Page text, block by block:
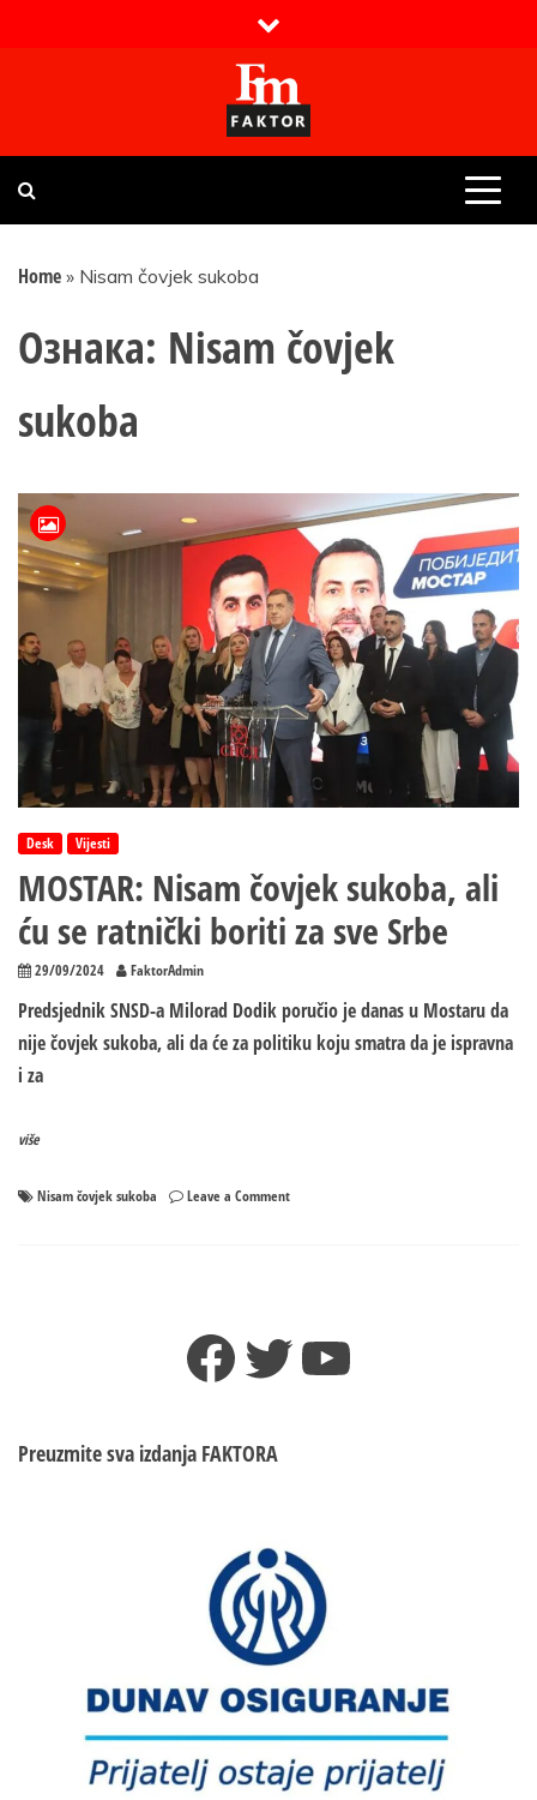
Faktor magazin
Uvijek presudan
Home » Nisam čovjek sukoba
Ознака: Nisam čovjek
sukoba
Desk Vijesti
MOSTAR: Nisam čovjek sukoba, ali
ću se ratnički boriti za sve Srbe
29/09/2024 FaktorAdmin
Predsjednik SNSD-a Milorad Dodik poručio je danas u Mostaru da
nije čovjek sukoba, ali da će za politiku koju smatra da je ispravna
i za
više
Nisam čovjek sukoba Leave a Commenton
ću
Facebook
TwitterYouTube
Preuzmite sva izdanja FAKTORA